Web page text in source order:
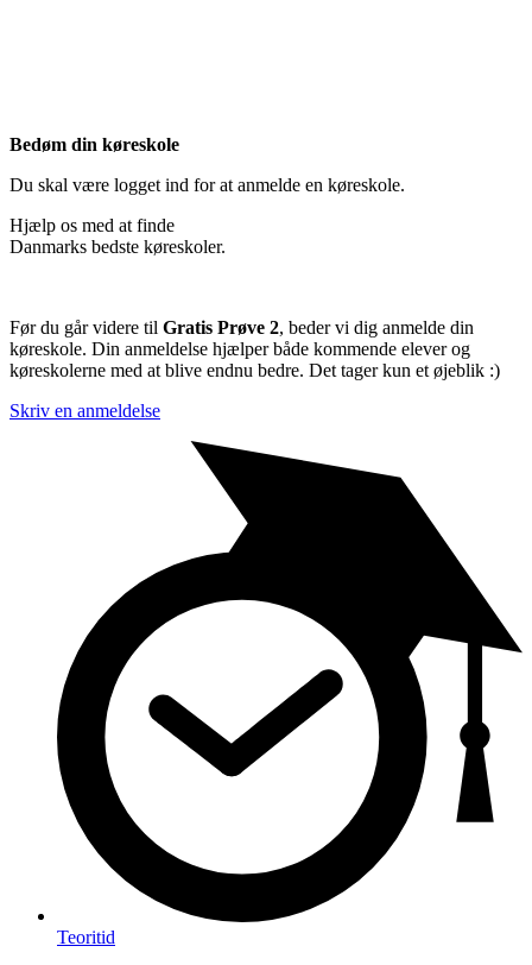
Bedøm din køreskole
Du skal være logget ind for at anmelde en køreskole.
Hjælp os med at finde
Danmarks bedste køreskoler.
Før du går videre til Gratis Prøve 2, beder vi dig anmelde din
køreskole. Din anmeldelse hjælper både kommende elever og
køreskolerne med at blive endnu bedre. Det tager kun et øjeblik :)
Skriv en anmeldelse
Teoritid